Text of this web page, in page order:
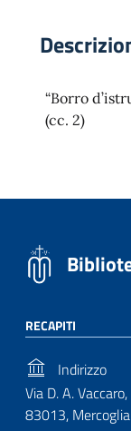
“Borro
(cc. 2)
RECAPITI
Indirizzo
Via D. A.
83013,